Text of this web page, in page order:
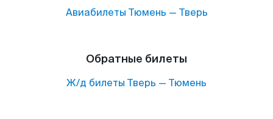
Авиабилеты Тюмень — Тверь
Обратные билеты
Ж/д билеты Тверь — Тюмень